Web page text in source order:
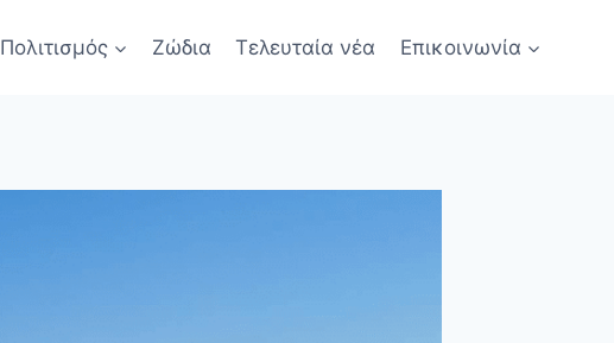
Πολιτισμός Ζώδια Τελευταία νέα Επικοινωνία